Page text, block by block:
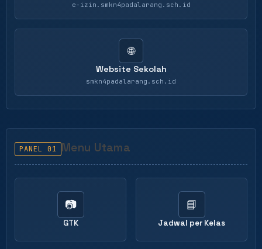
e-izin.smkn4padalarang.sch.id
🌐
Website Sekolah
smkn4padalarang.sch.id
PANEL 01 Menu Utama
📷
GTK
📘
Jadwal per Kelas